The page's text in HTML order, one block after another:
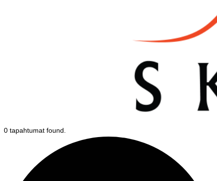
0 tapahtumat found.